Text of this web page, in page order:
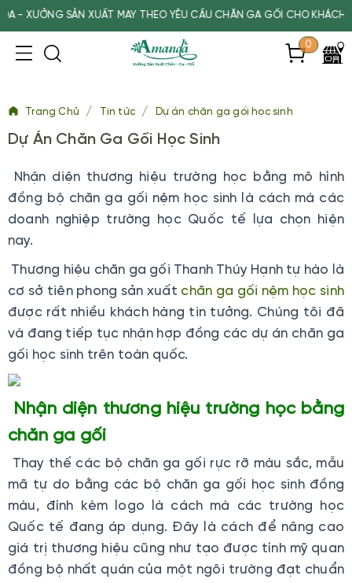
SẢN XUẤT MAY THEO YÊU CẦU CHĂN GA GỐI CHO KHÁCH SẠN,
0
Trang Chủ / Tin tức / Dự án chăn ga gối học sinh
Dự Án Chăn Ga Gối Học Sinh
Nhận diện thương hiệu trường học bằng mô hình
đồng bộ chăn ga gối nệm học sinh là cách mà các
doanh nghiệp trường học Quốc tế lựa chọn hiện
nay.
Thương hiệu chăn ga gối Thanh Thúy Hạnh tự hào là
cơ sở tiên phong sản xuất chăn ga gối nệm học sinh
được rất nhiều khách hàng tin tưởng. Chúng tôi đã
và đang tiếp tục nhận hợp đồng các dự án chăn ga
gối học sinh trên toàn quốc.
Nhận diện thương hiệu trường học bằng
chăn ga gối
Thay thế các bộ chăn ga gối rực rỡ màu sắc, mẫu
mã tự do bằng các bộ chăn ga gối học sinh đồng
màu, đính kèm logo là cách mà các trường học
Quốc tế đang áp dụng. Đây là cách để nâng cao
giá trị thương hiệu cũng như tạo được tính mỹ quan
đồng bộ nhất quán của một ngôi trường đạt chuẩn